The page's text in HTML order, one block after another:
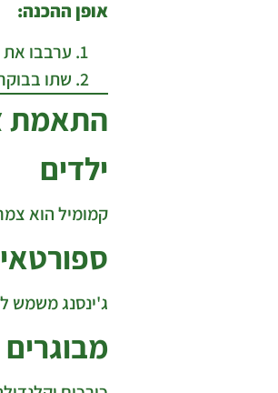
אופן ההכנה:
ערבבו את
שתו
התאמת
ילדים
קמומיל הוא
ג'ינסנג משמש
מבוגרים